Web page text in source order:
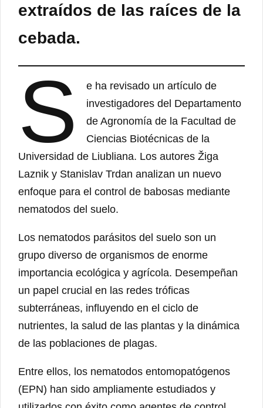
extraídos de las raíces de la
cebada.
S
e ha revisado un artículo de
investigadores del Departamento
de Agronomía de la Facultad de
Ciencias Biotécnicas de la
Universidad de Liubliana. Los autores Žiga
Laznik y Stanislav Trdan analizan un nuevo
enfoque para el control de babosas mediante
nematodos del suelo.
Los nematodos parásitos del suelo son un
grupo diverso de organismos de enorme
importancia ecológica y agrícola. Desempeñan
un papel crucial en las redes tróficas
subterráneas, influyendo en el ciclo de
nutrientes, la salud de las plantas y la dinámica
de las poblaciones de plagas.
Entre ellos, los nematodos entomopatógenos
(EPN) han sido ampliamente estudiados y